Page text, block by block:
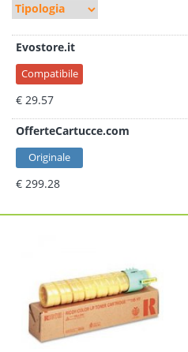
Evostore.it
Compatibile
€ 29.57
OfferteCartucce.com
Originale
€ 299.28